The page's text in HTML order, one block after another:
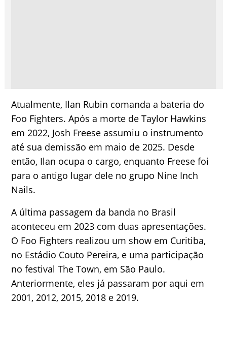
Atualmente, Ilan Rubin comanda a bateria do
Foo Fighters. Após a morte de Taylor Hawkins
em 2022, Josh Freese assumiu o instrumento
até sua demissão em maio de 2025. Desde
então, Ilan ocupa o cargo, enquanto Freese foi
para o antigo lugar dele no grupo Nine Inch
Nails.
A última passagem da banda no Brasil
aconteceu em 2023 com duas apresentações.
O Foo Fighters realizou um show em Curitiba,
no Estádio Couto Pereira, e uma participação
no festival The Town, em São Paulo.
Anteriormente, eles já passaram por aqui em
2001, 2012, 2015, 2018 e 2019.